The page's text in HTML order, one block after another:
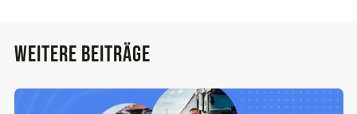
Weitere Beiträge